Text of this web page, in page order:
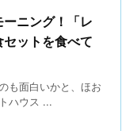
ニング！「レ
ットを食べて
も面白いかと、ほお
ハウス ...